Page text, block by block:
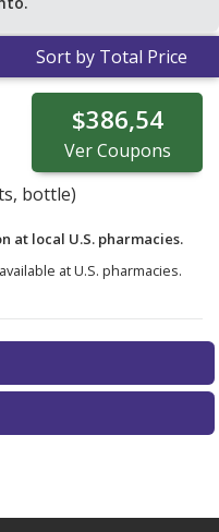
Sort by Total Price
$386,54
VerCoupons
bottle)
at local U.S. pharmacies.
at U.S. pharmacies.